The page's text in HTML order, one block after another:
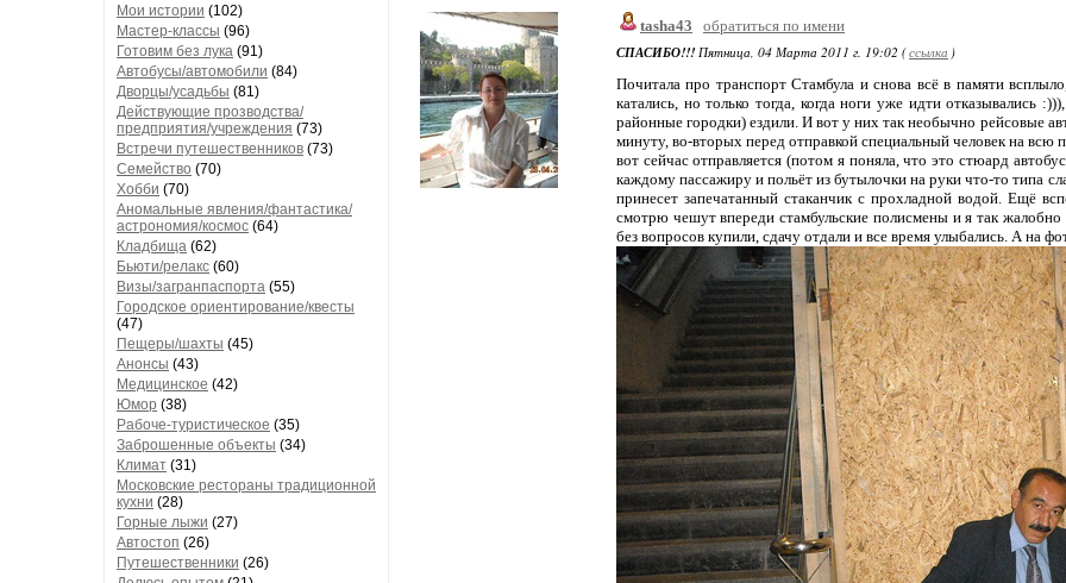
Мои истории (102)
Мастер-классы (96)
Готовим без лука (91)
Автобусы/автомобили (84)
Дворцы/усадьбы (81)
Действующие прозводства/
предприятия/учреждения (73)
Встречи путешественников (73)
Семейство (70)
Хобби (70)
Аномальные явления/фантастика/
астрономия/космос (64)
Кладбища (62)
Бьюти/релакс (60)
Визы/загранпаспорта (55)
Городское ориентирование/квесты
(47)
Пещеры/шахты (45)
Анонсы (43)
Медицинское (42)
Юмор (38)
Рабоче-туристическое (35)
Заброшенные объекты (34)
Климат (31)
Московские рестораны традиционной
кухни (28)
Горные лыжи (27)
Автостоп (26)
Путешественники (26)
tasha43 обратиться по имени
СПАСИБО!!! Пятница, 04 Марта 2011 г. 19:02 (ссылка )
Почитала про транспорт Стамбула и снова всё в памяти
катались, но только тогда, когда ноги уже идти отказывались
районные городки) ездили. И вот у них так необычно рейсовые
минуту, во-вторых перед отправкой специальный человек на
вот сейчас отправляется (потом я поняла, что это стюард
каждому пассажиру и польёт из бутылочки на руки что-то типа
принесет запечатанный стаканчик с прохладной водой. Ещё
смотрю чешут впереди стамбульские полисмены и я так
без вопросов купили, сдачу отдали и все время улыбались. А на